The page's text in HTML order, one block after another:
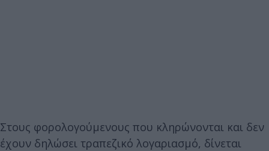
Στους φορολογούμενους που κληρώνονται και δεν
έχουν δηλώσει τραπεζικό λογαριασμό, δίνεται